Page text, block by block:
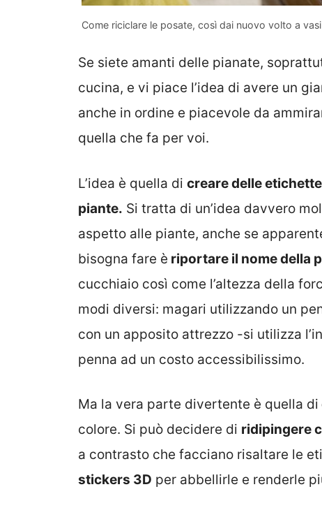
Come riciclare le posate, così dai nuovo volto a
Se siete amanti delle pianate,
cucina, e vi piace l’idea di avere un
anche in ordine e piacevole da
quella che fa per voi.
L’idea è quella di creare delle etichette
piante. Si tratta di un’idea davvero
aspetto alle piante, anche se
bisogna fare è riportare il nome della
cucchiaio così come l’altezza della
modi diversi: magari utilizzando un
con un apposito attrezzo -si utilizza
penna ad un costo accessibilissimo.
Ma la vera parte divertente è quella di
colore. Si può decidere di ridipingere
a contrasto che facciano risaltare le
stickers 3D per abbellirle e renderle